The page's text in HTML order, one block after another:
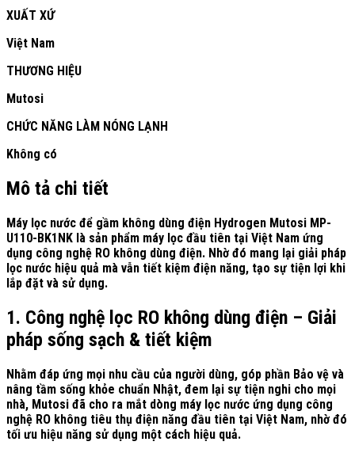
XUẤT XỨ
Việt Nam
THƯƠNG HIỆU
Mutosi
CHỨC NĂNG LÀM NÓNG LẠNH
Không có
Mô tả chi tiết
Máy lọc nước để gầm không dùng điện Hydrogen Mutosi MP-
U110-BK1NK là sản phẩm máy lọc đầu tiên tại Việt Nam ứng
dụng công nghệ RO không dùng điện. Nhờ đó mang lại giải pháp
lọc nước hiệu quả mà vẫn tiết kiệm điện năng, tạo sự tiện lợi khi
lắp đặt và sử dụng.
1. Công nghệ lọc RO không dùng điện – Giải
pháp sống sạch & tiết kiệm
Nhằm đáp ứng mọi nhu cầu của người dùng, góp phần Bảo vệ và
nâng tầm sống khỏe chuẩn Nhật, đem lại sự tiện nghi cho mọi
nhà, Mutosi đã cho ra mắt dòng máy lọc nước ứng dụng công
nghệ RO không tiêu thụ điện năng đầu tiên tại Việt Nam, nhờ đó
tối ưu hiệu năng sử dụng một cách hiệu quả.